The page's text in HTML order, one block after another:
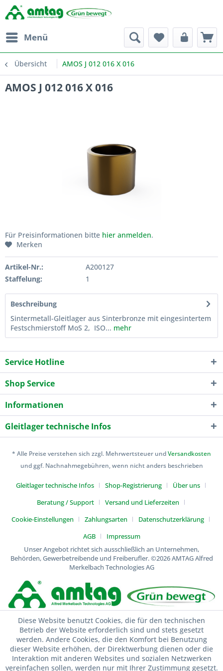
Menü
Übersicht AMOS J 012 016 X 016
AMOS J 012 016 X 016
Für Preisinformationen bitte hier anmelden.
Merken
Artikel-Nr.:
A200127
Staffelung:
1
Beschreibung
Sintermetall-Gleitlager aus Sinterbronze mit eingesintertem
Festschmierstoff MoS 2, ISO... mehr
Service Hotline
Shop Service
Informationen
Gleitlager technische Infos
* Alle Preise verstehen sich zzgl. Mehrwertsteuer undVersandkosten
und ggf. Nachnahmegebühren, wenn nicht anders beschrieben
Gleitlager technische Infos Shop-Registrierung
Über uns
Beratung / Support
Versand und Lieferzeiten
Cookie-Einstellungen
Zahlungsarten
Datenschutzerklärung
AGB
Impressum
Unser Angebot richtet sich ausschließlich an Unternehmen,
Behörden, Gewerbetreibende und Freiberufler.©2026 AMTAG Alfred
Merkelbach Technologies AG
Diese Website benutzt Cookies, die für den technischen
Betrieb der Website erforderlich sind und stets gesetzt
werden. Andere Cookies, die den Komfort bei Benutzung
dieser Website erhöhen, der Direktwerbung dienen oder die
Interaktion mit anderen Websites und sozialen Netzwerken
vereinfachen sollen, werden nur mit Ihrer Zustimmung gesetzt.